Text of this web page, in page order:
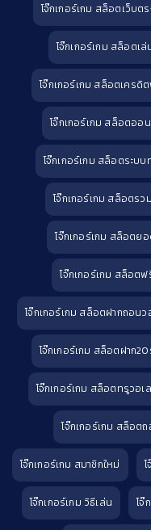
โจ๊กเกอร์เกม สล็อตเว็บต
โจ๊กเกอร์เกม สล็อตเ
โจ๊กเกอร์เกม สล็อตเครดิ
โจ๊กเกอร์เกม สล็อตออ
โจ๊กเกอร์เกม สล็อตระบ
โจ๊กเกอร์เกม สล็อตรว
โจ๊กเกอร์เกม สล็อตย
โจ๊กเกอร์เกม สล็อต
โจ๊กเกอร์เกม สล็อตฝากถอนว
โจ๊กเกอร์เกม สล็อตฝาก
โจ๊กเกอร์เกม สล็อตทรูวอเ
โจ๊กเกอร์เกม สล็อต
โจ๊กเกอร์เกม สมาชิกใหม่
โจ๊กเกอร์เกม วิธีเล่น โจ๊